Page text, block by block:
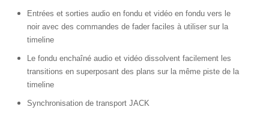
Entrées et sorties audio en fondu et vidéo en fondu vers le
noir avec des commandes de fader faciles à utiliser sur la
timeline
Le fondu enchaîné audio et vidéo dissolvent facilement les
transitions en superposant des plans sur la même piste de la
timeline
Synchronisation de transport JACK